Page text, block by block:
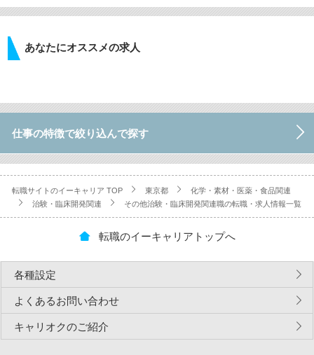
あなたにオススメの求人
仕事の特徴で絞り込んで探す
転職サイトのイーキャリア TOP 東京都
化学・素材・医薬・食品関連
治験・臨床開発関連
その他治験・臨床開発関連職の転職・求人情報一覧
転職のイーキャリアトップへ
各種設定
よくあるお問い合わせ
キャリオクのご紹介